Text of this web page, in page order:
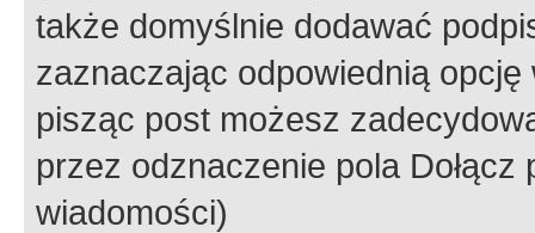
także domyślnie dodawać
zaznaczając odpowiednią
pisząc post możesz
przez odznaczenie pola
wiadomości)